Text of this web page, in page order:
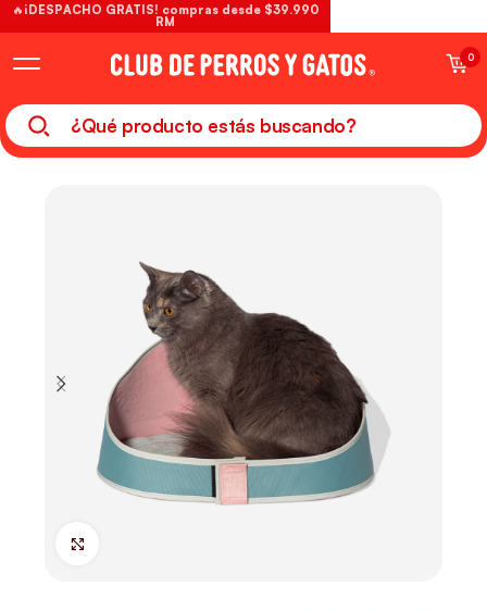
0
🔥¡DESPACHO GRATIS! compras desde $39.990
RM